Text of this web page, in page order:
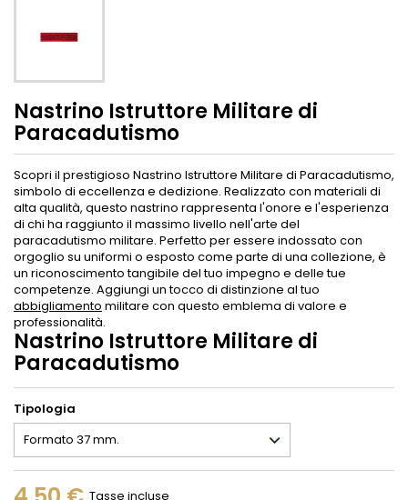
Nastrino Istruttore Militare di
Paracadutismo
Scopri il prestigioso Nastrino Istruttore Militare di Paracadutismo,
simbolo di eccellenza e dedizione. Realizzato con materiali di
alta qualità, questo nastrino rappresenta l'onore e l'esperienza
di chi ha raggiunto il massimo livello nell'arte del
paracadutismo militare. Perfetto per essere indossato con
orgoglio su uniformi o esposto come parte di una collezione, è
un riconoscimento tangibile del tuo impegno e delle tue
competenze. Aggiungi un tocco di distinzione al tuo
abbigliamento militare con questo emblema di valore e
professionalità.
Nastrino Istruttore Militare di
Paracadutismo
Tipologia
Tasse incluse